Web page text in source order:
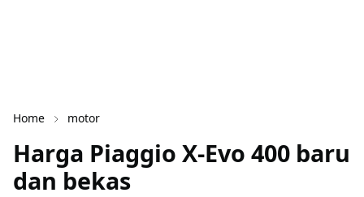
Home motor
Harga Piaggio X-Evo 400 baru
dan bekas